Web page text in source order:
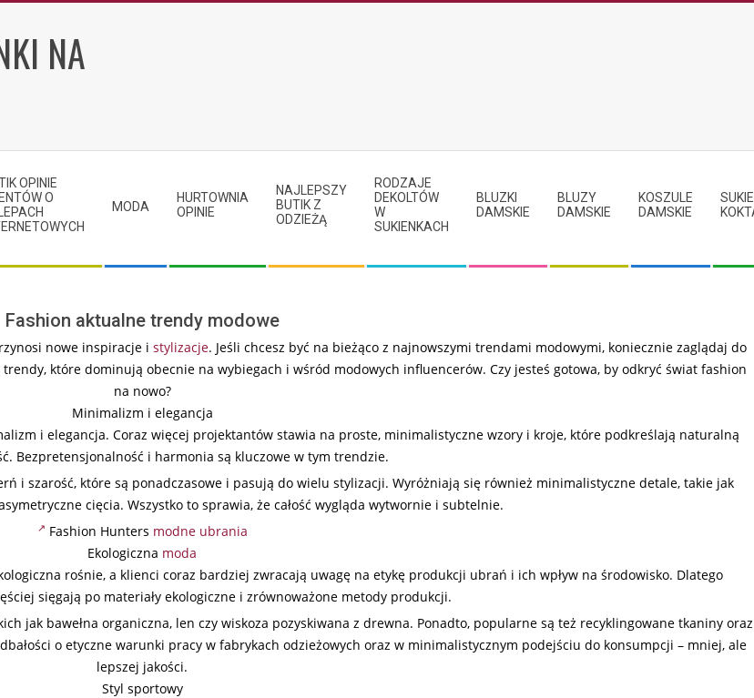
NA
OPINIE
O
MODA
HURTOWNIA
OPINIE
NAJLEPSZY
BUTIK Z
ODZIEŻĄ
RODZAJE
DEKOLTÓW
W
SUKIENKACH
BLUZKI
DAMSKIE
BLUZY
DAMSKIE
KOSZULE
DAMSKIE
Fashion aktualne trendy modowe
nowe inspiracje i stylizacje. Jeśli chcesz być na bieżąco z najnowszymi trendami modowymi, koniecznie zaglądaj do
trendy, które dominują obecnie na wybiegach i wśród modowych influencerów. Czy jesteś gotowa, by odkryć świat fashion
na nowo?
Minimalizm i elegancja
i elegancja. Coraz więcej projektantów stawia na proste, minimalistyczne wzory i kroje, które podkreślają naturalną
Bezpretensjonalność i harmonia są kluczowe w tym trendzie.
i szarość, które są ponadczasowe i pasują do wielu stylizacji. Wyróżniają się również minimalistyczne detale, takie jak
cięcia. Wszystko to sprawia, że całość wygląda wytwornie i subtelnie.
Fashion Hunters modne ubrania
Ekologiczna moda
rośnie, a klienci coraz bardziej zwracają uwagę na etykę produkcji ubrań i ich wpływ na środowisko. Dlatego
sięgają po materiały ekologiczne i zrównoważone metody produkcji.
jak bawełna organiczna, len czy wiskoza pozyskiwana z drewna. Ponadto, popularne są też recyklingowane tkaniny oraz
o etyczne warunki pracy w fabrykach odzieżowych oraz w minimalistycznym podejściu do konsumpcji – mniej, ale
lepszej jakości.
Styl sportowy